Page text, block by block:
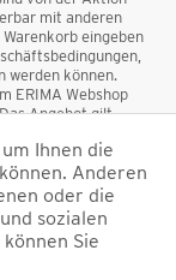
mit anderen
eingeben
werden können.
ERIMA Webshop
Angebot gilt
Der
Gutscheinen
50 €
und zzgl.
nicht anders
Ihnen die
Anderen
oder die
sozialen
Sie